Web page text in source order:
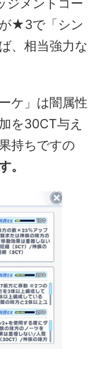
ジメントコー
が★3で「シン
、相当強力な
ケ」は闇属性
を30CT与え
持ちですの
。